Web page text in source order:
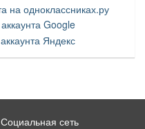
Социальная сеть